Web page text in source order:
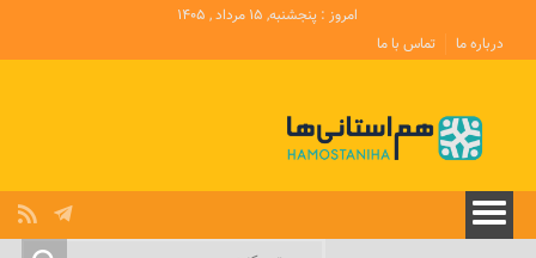
امروز : پنجشنبه, ۱۵ مرداد , ۱۴۰۵
درباره ما
تماس با ما